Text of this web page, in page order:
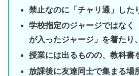
禁止なのに「チャリ通」した
学校指定のジャージではなく
が入ったジャージ」を着たり、
授業には出るものの、教科書
放課後に友達同士で集まる場